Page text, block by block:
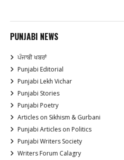
PUNJABI NEWS
ਪੰਜਾਬੀ ਖਬਰਾਂ
Punjabi Editorial
Punjabi Lekh Vichar
Punjabi Stories
Punjabi Poetry
Articles on Sikhism & Gurbani
Punjabi Articles on Politics
Punjabi Writers Society
Writers Forum Calagry